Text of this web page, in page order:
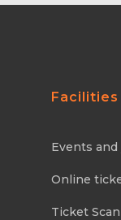
Events
Online
Ticket